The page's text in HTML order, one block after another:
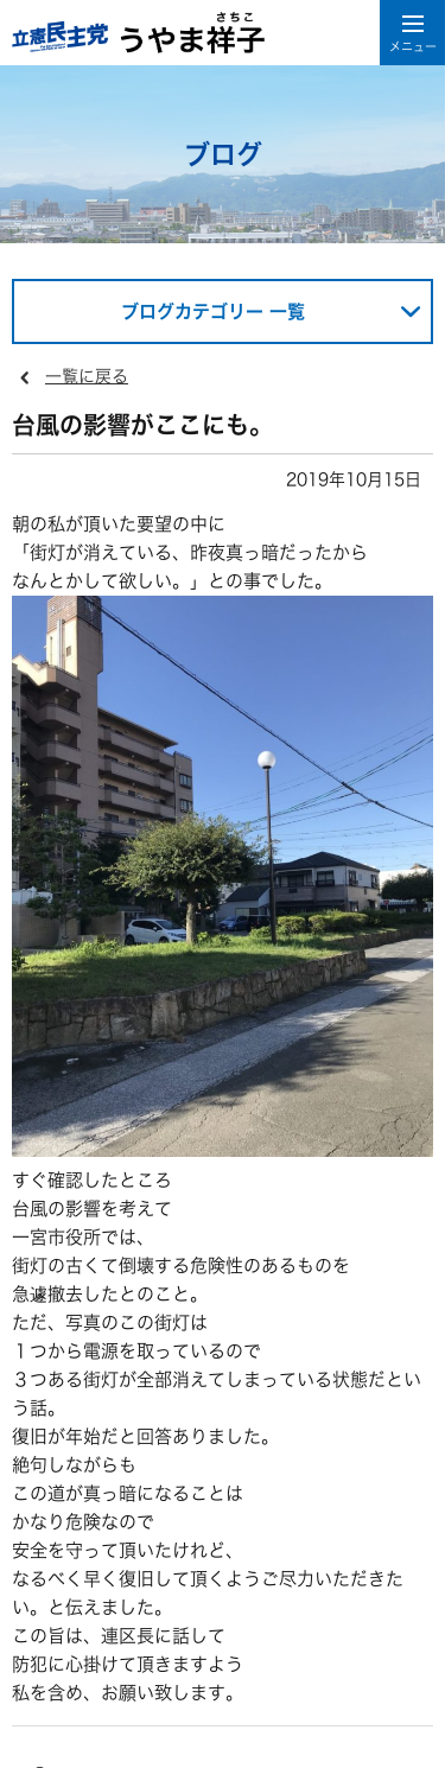
ブログ
ブログカテゴリー 一覧
一覧に戻る
台風の影響がここにも。
2019年10月15日
朝の私が頂いた要望の中に
「街灯が消えている、昨夜真っ暗だったから
なんとかして欲しい。」との事でした。
すぐ確認したところ
台風の影響を考えて
一宮市役所では、
街灯の古くて倒壊する危険性のあるものを
急遽撤去したとのこと。
ただ、写真のこの街灯は
１つから電源を取っているので
３つある街灯が全部消えてしまっている状態だとい
う話。
復旧が年始だと回答ありました。
絶句しながらも
この道が真っ暗になることは
かなり危険なので
安全を守って頂いたけれど、
なるべく早く復旧して頂くようご尽力いただきた
い。と伝えました。
この旨は、連区長に話して
防犯に心掛けて頂きますよう
私を含め、お願い致します。